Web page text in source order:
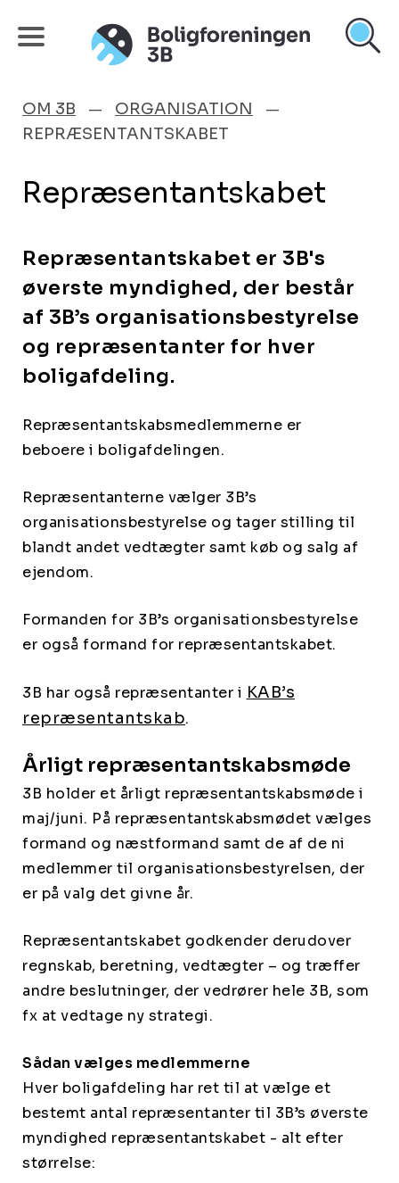
OM 3B
ORGANISATION
REPRÆSENTANTSKABET
Repræsentantskabet
Repræsentantskabet er 3B's
øverste myndighed, der består
af 3B’s organisationsbestyrelse
og repræsentanter for hver
boligafdeling.
Repræsentantskabsmedlemmerne er
beboere i boligafdelingen.
Repræsentanterne vælger 3B’s
organisationsbestyrelse og tager stilling til
blandt andet vedtægter samt køb og salg af
ejendom.
Formanden for 3B’s organisationsbestyrelse
er også formand for repræsentantskabet.
3B har også repræsentanter i KAB’s
repræsentantskab.
Årligt repræsentantskabsmøde
3B holder et årligt repræsentantskabsmøde i
maj/juni. På repræsentantskabsmødet vælges
formand og næstformand samt de af de ni
medlemmer til organisationsbestyrelsen, der
er på valg det givne år.
Repræsentantskabet godkender derudover
regnskab, beretning, vedtægter – og træffer
andre beslutninger, der vedrører hele 3B, som
fx at vedtage ny strategi.
Sådan vælges medlemmerne
Hver boligafdeling har ret til at vælge et
bestemt antal repræsentanter til 3B’s øverste
myndighed repræsentantskabet - alt efter
størrelse: